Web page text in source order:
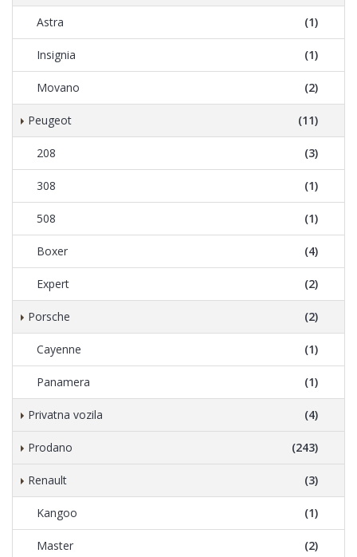
Astra (1)
Insignia (1)
Movano (2)
Peugeot (11)
208 (3)
308 (1)
508 (1)
Boxer (4)
Expert (2)
Porsche (2)
Cayenne (1)
Panamera (1)
Privatna vozila (4)
Prodano (243)
Renault (3)
Kangoo (1)
Master (2)